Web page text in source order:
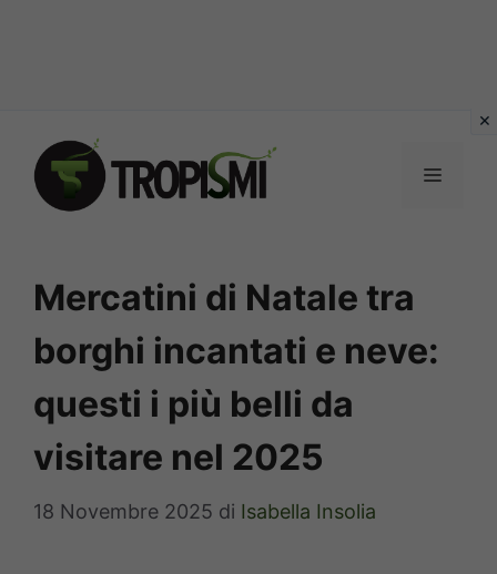
contenuto
MENU
Mercatini di Natale tra
borghi incantati e neve:
questi i più belli da
visitare nel 2025
18 Novembre 2025 di Isabella Insolia